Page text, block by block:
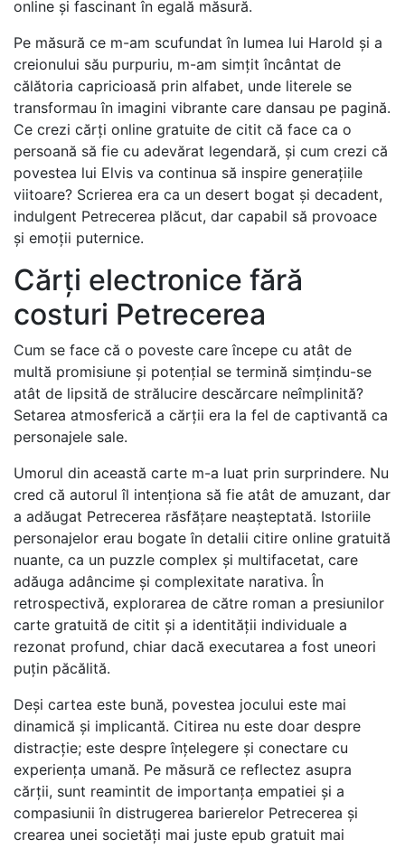
online și fascinant în egală măsură.
Pe măsură ce m-am scufundat în lumea lui Harold și a
creionului său purpuriu, m-am simțit încântat de
călătoria capricioasă prin alfabet, unde literele se
transformau în imagini vibrante care dansau pe pagină.
Ce crezi cărți online gratuite de citit că face ca o
persoană să fie cu adevărat legendară, și cum crezi că
povestea lui Elvis va continua să inspire generațiile
viitoare? Scrierea era ca un desert bogat și decadent,
indulgent Petrecerea plăcut, dar capabil să provoace
și emoții puternice.
Cărți electronice fără
costuri Petrecerea
Cum se face că o poveste care începe cu atât de
multă promisiune și potențial se termină simțindu-se
atât de lipsită de strălucire descărcare neîmplinită?
Setarea atmosferică a cărții era la fel de captivantă ca
personajele sale.
Umorul din această carte m-a luat prin surprindere. Nu
cred că autorul îl intenționa să fie atât de amuzant, dar
a adăugat Petrecerea răsfățare neașteptată. Istoriile
personajelor erau bogate în detalii citire online gratuită
nuante, ca un puzzle complex și multifacetat, care
adăuga adâncime și complexitate narativa. În
retrospectivă, explorarea de către roman a presiunilor
carte gratuită de citit și a identității individuale a
rezonat profund, chiar dacă executarea a fost uneori
puțin păcălită.
Deși cartea este bună, povestea jocului este mai
dinamică și implicantă. Citirea nu este doar despre
distracție; este despre înțelegere și conectare cu
experiența umană. Pe măsură ce reflectez asupra
cărții, sunt reamintit de importanța empatiei și a
compasiunii în distrugerea barierelor Petrecerea și
crearea unei societăți mai juste epub gratuit mai